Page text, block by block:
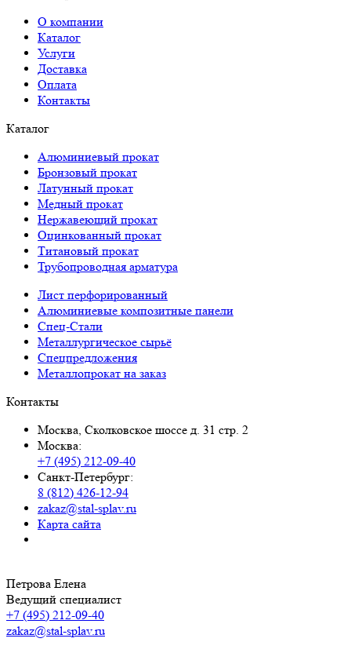
О компании
Каталог
Услуги
Доставка
Оплата
Контакты
Каталог
Алюминиевый прокат
Бронзовый прокат
Латунный прокат
Медный прокат
Нержавеющий прокат
Оцинкованный прокат
Титановый прокат
Трубопроводная арматура
Лист перфорированный
Алюминиевые композитные панели
Спец-Стали
Металлургическое сырьё
Спецпредложения
Металлопрокат на заказ
Контакты
Москва, Сколковское шоссе д. 31 стр. 2
Москва:
+7 (495) 212-09-40
Санкт-Петербург:
8 (812) 426-12-94
zakaz@stal-splav.ru
Карта сайта
Петрова Елена
Ведущий специалист
+7 (495) 212-09-40
zakaz@stal-splav.ru